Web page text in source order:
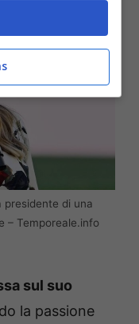
presidente di una
– Temporeale.info
sul suo
la passione